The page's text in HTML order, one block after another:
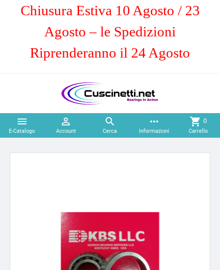
Chiusura Estiva 10 Agosto / 23
Agosto – le Spedizioni
Riprenderanno il 24 Agosto

E-Catalogo

Account

Cerca
more_horiz
Informazioni
shopping_cart 0
Carrello